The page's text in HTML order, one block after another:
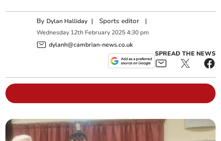
By Dylan Halliday | Sports editor |
Wednesday 12th February 2025 4:30 pm
dylanh@cambrian-news.co.uk
SPREAD THE NEWS